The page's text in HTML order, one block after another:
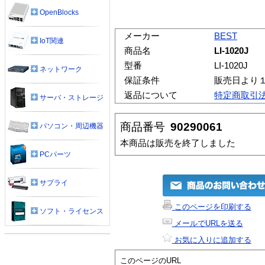
メーカー
BEST
商品名
LI-1020J
型番
LI-1020J
保証条件
販売日より
返品について
特定商取引
商品番号 90290061
本商品は販売を終了しました
このページを印刷する
メールでURLを送る
お気に入りに追加する
このページのURL
OpenBlocks
IoT関連
ネットワーク
サーバ・ストレージ
パソコン・周辺機器
PCパーツ
サプライ
ソフト・ライセンス